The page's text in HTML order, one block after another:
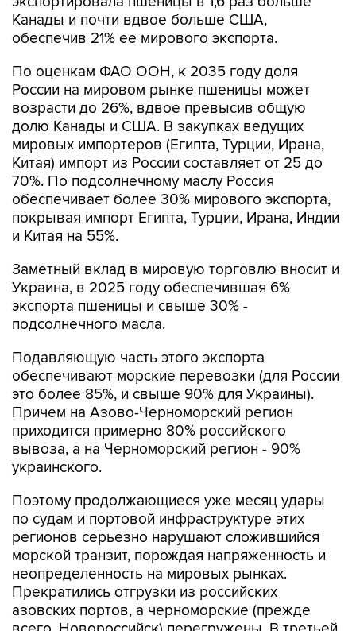
Канады и почти вдвое больше США,
обеспечив 21% ее мирового экспорта.
По оценкам ФАО ООН, к 2035 году доля
России на мировом рынке пшеницы может
возрасти до 26%, вдвое превысив общую
долю Канады и США. В закупках ведущих
мировых импортеров (Египта, Турции, Ирана,
Китая) импорт из России составляет от 25 до
70%. По подсолнечному маслу Россия
обеспечивает более 30% мирового экспорта,
покрывая импорт Египта, Турции, Ирана, Индии
и Китая на 55%.
Заметный вклад в мировую торговлю вносит и
Украина, в 2025 году обеспечившая 6%
экспорта пшеницы и свыше 30% -
подсолнечного масла.
Подавляющую часть этого экспорта
обеспечивают морские перевозки (для России
это более 85%, и свыше 90% для Украины).
Причем на Азово-Черноморский регион
приходится примерно 80% российского
вывоза, а на Черноморский регион - 90%
украинского.
Поэтому продолжающиеся уже месяц удары
по судам и портовой инфраструктуре этих
регионов серьезно нарушают сложившийся
морской транзит, порождая напряженность и
неопределенность на мировых рынках.
Прекратились отгрузки из российских
азовских портов, а черноморские (прежде